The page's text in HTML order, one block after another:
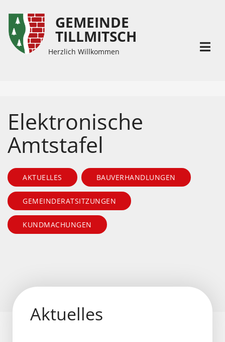
Inhalt
Accesskey
Hauptmenü
Accesskey
GEMEINDE
TILLMITSCH
Herzlich Willkommen
Elektronische
Amtstafel
AKTUELLES BAUVERHANDLUNGEN
GEMEINDERATSITZUNGEN
KUNDMACHUNGEN
Aktuelles